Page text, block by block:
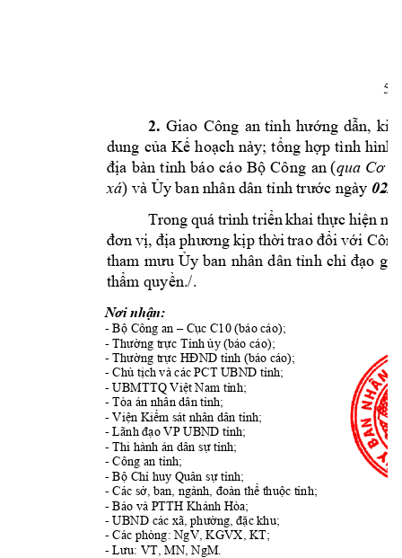
5
2. Giao Công an tỉnh hướng dẫn,
dung của Kế hoạch này; tổng hợp tình hình,
địa bàn tỉnh báo cáo Bộ Công an (qua Cơ
xá) và Ủy ban nhân dân tỉnh trước ngày 02/
Trong quá trình triển khai thựchiện
đơn vị, địa phương kịp thời trao đổi với Công
tham mưu Ủy ban nhân dân tỉnh chỉ đạo
thẩm quyền./.
Nơi nhận:
- Bộ Công an – Cục C10 (báo cáo);
- Thường trực Tỉnh ủy (báo cáo);
- Thường trực HĐND tỉnh (báo cáo);
- Chủ tịch và các PCT UBND tỉnh;
- UBMTTQ Việt Nam tỉnh;
- Tòa án nhân dân tỉnh;
- Viện Kiểm sát nhân dân tỉnh;
- Lãnh đạo VP UBND tỉnh;
- Thi hành án dân sự tỉnh;
- Công an tỉnh;
- Bộ Chỉ huy Quân sự tỉnh;
- Các sở, ban, ngành, đoàn thể thuộc tỉnh;
- Báo và PTTH Khánh Hòa;
- UBND các xã, phường, đặc khu;
- Các phòng: NgV, KGVX, KT;
- Lưu: VT, MN, NgM.